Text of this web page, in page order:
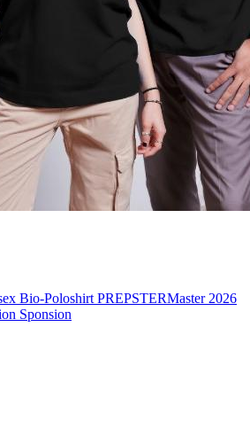
Bio-Poloshirt PREPSTERMaster 2026
Sponsion